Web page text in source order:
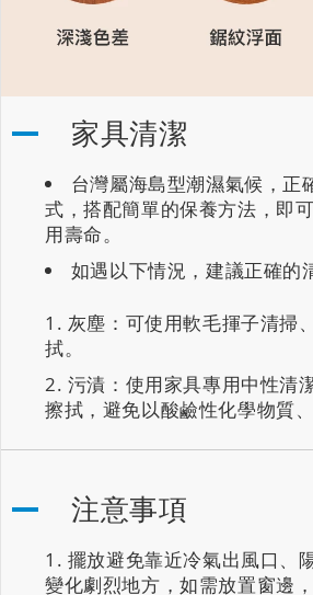
家具清潔
台灣屬海島型潮濕氣候，正
式，搭配簡單的保養方法，即
用壽命。
如遇以下情況，建議正確的
灰塵：可使用軟毛揮子清掃
拭。
污漬：使用家具專用中性清
擦拭，避免以酸鹼性化學物質、
注意事項
擺放避免靠近冷氣出風口、
變化劇烈地方，如需放置窗邊